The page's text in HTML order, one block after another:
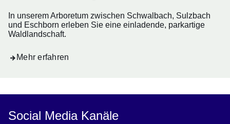
In unserem Arboretum zwischen Schwalbach, Sulzbach
und Eschborn erleben Sie eine einladende, parkartige
Waldlandschaft.
Mehr erfahren
Social Media Kanäle